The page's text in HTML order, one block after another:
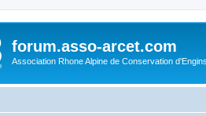
forum.asso-arcet.com
Association Rhone Alpine de Conservation